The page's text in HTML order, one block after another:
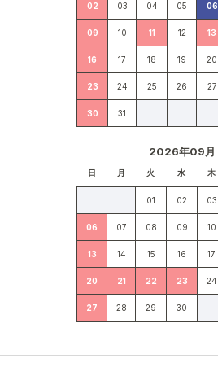
02 03 04 05 06
09 10 11 12 13
16 17 18 19 20
23 24 25 26 27
30 31
2026年09月
日 月 火 水 木
01 02 03
06 07 08 09 10
13 14 15 16 17
20 21 22 23 24
27 28 29 30